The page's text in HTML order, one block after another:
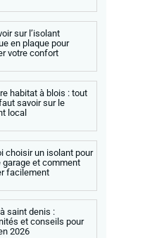
sur l’isolant
en plaque pour
votre confort
habitat à blois : tout
savoir sur le
local
choisir un isolant pour
garage et comment
facilement
saint denis :
et conseils pour
2026